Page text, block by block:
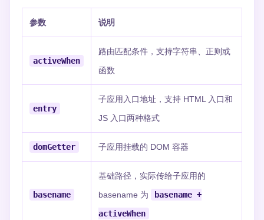
参数 说明
activeWhen
路由匹配条件，支持字符串、正则或
函数
entry
子应用入口地址，支持 HTML 入口和
JS 入口两种格式
domGetter 子应用挂载的 DOM 容器
basename
基础路径，实际传给子应用的
basename 为
basename +
activeWhen